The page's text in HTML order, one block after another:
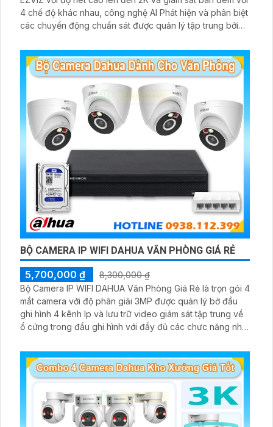
4 chế độ khác nhau, công nghệ AI Phát hiện và phân biệt
các chuyển động chuẩn sát được quản lý tập trung bởi
BỘ CAMERA IP WIFI DAHUA VĂN PHÒNG GIÁ RẺ
5,700,000 ₫
8,300,000 ₫
Bộ Camera IP WIFI DAHUA Văn Phòng Giá Rẻ là trọn gói 4
mắt camera với độ phân giải 3MP được quản lý bở đầu
ghi hình 4 kênh Ip và lưu trữ video giám sát tập trung về
ổ cứng trong đầu ghi hình với đầy đủ các chưc năng như
giám sát có màu vào ban đêm